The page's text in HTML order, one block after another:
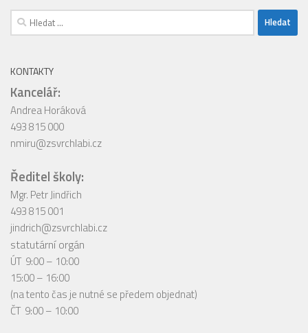
Vyhledávání
KONTAKTY
Kancelář:
Andrea Horáková
493 815 000
nmiru@zsvrchlabi.cz
Ředitel školy:
Mgr. Petr Jindřich
493 815 001
jindrich@zsvrchlabi.cz
statutární orgán
ÚT 9:00 – 10:00
15:00 – 16:00
(na tento čas je nutné se předem objednat)
ČT 9:00 – 10:00